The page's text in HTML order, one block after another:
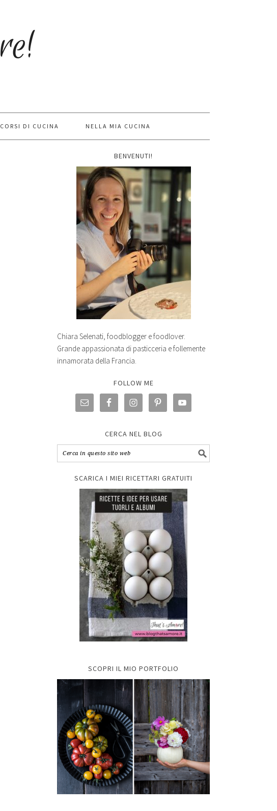
CORSI DI CUCINA NELLA MIA CUCINA
BENVENUTI!
Chiara Selenati, foodblogger e foodlover.
Grande appassionata di pasticceria e follemente
innamorata della Francia.
FOLLOW ME
CERCA NEL BLOG
SCARICA I MIEI RICETTARI GRATUITI
SCOPRI IL MIO PORTFOLIO